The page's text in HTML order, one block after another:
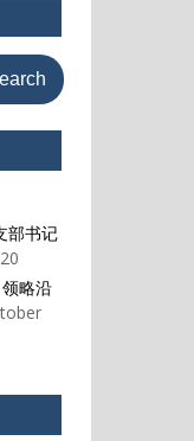
部书记
略沿